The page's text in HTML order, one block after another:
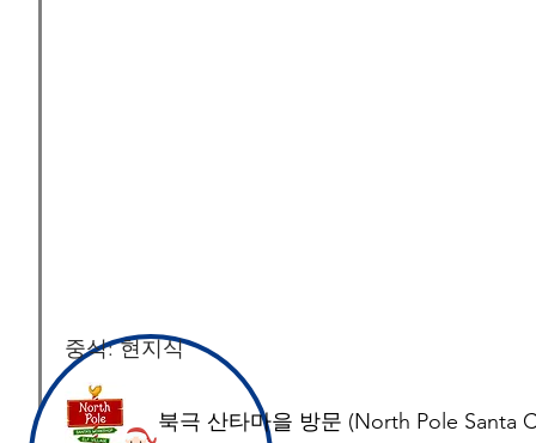
중식: 현지식
북극 산타마을 방문 (North Pole Santa